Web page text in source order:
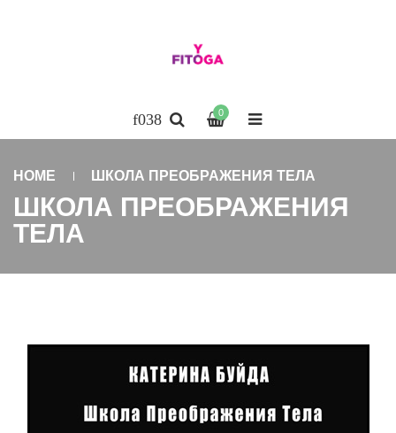
0
HOME ШКОЛА ПРЕОБРАЖЕНИЯ ТЕЛА
ШКОЛА ПРЕОБРАЖЕНИЯ
ТЕЛА